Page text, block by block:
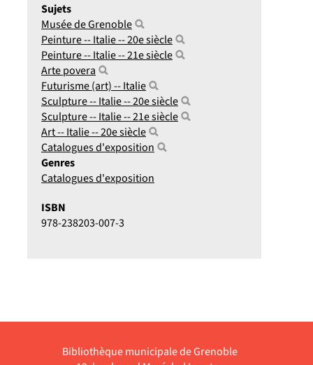
Sujets
Musée de Grenoble
Peinture -- Italie -- 20e siècle
Peinture -- Italie -- 21e siècle
Arte povera
Futurisme (art) -- Italie
Sculpture -- Italie -- 20e siècle
Sculpture -- Italie -- 21e siècle
Art -- Italie -- 20e siècle
Catalogues d'exposition
Genres
Catalogues d'exposition
ISBN
978-238203-007-3
Bibliothèque municipale de Grenoble